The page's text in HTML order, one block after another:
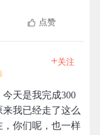
点赞
+关注
天是我完成300
我已经走了这么
你们呢，也一样